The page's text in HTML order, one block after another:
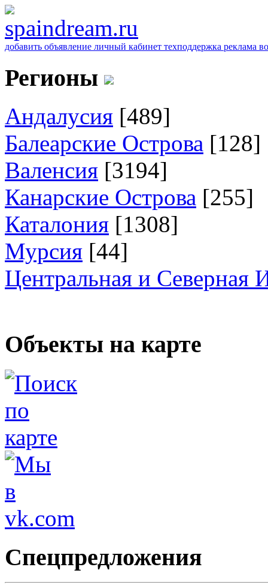
добавить объявление личный кабинет техподдержка реклама
Регионы
Андалусия [489]
Балеарские Острова [128]
Валенсия [3194]
Канарские Острова [255]
Каталония [1308]
Мурсия [44]
Центральная и Северная
Объекты на карте
Спецпредложения